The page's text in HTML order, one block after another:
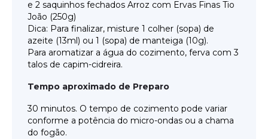
e 2 saquinhos fechados Arroz com Ervas Finas Tio
João (250g)
Dica: Para finalizar, misture 1 colher (sopa) de
azeite (13ml) ou 1 (sopa) de manteiga (10g).
Para aromatizar a água do cozimento, ferva com 3
talos de capim-cidreira.
Tempo aproximado de Preparo
30 minutos. O tempo de cozimento pode variar
conforme a potência do micro-ondas ou a chama
do fogão.